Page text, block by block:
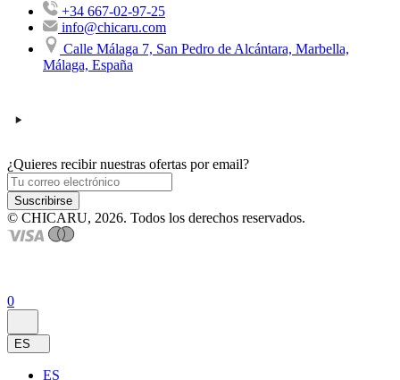
+34 667-02-97-25
info@chicaru.com
Calle Málaga 7, San Pedro de Alcántara, Marbella,
Málaga, España
¿Quieres recibir nuestras ofertas por email?
Suscribirse
© CHICARU, 2026. Todos los derechos reservados.
0
ES
ES